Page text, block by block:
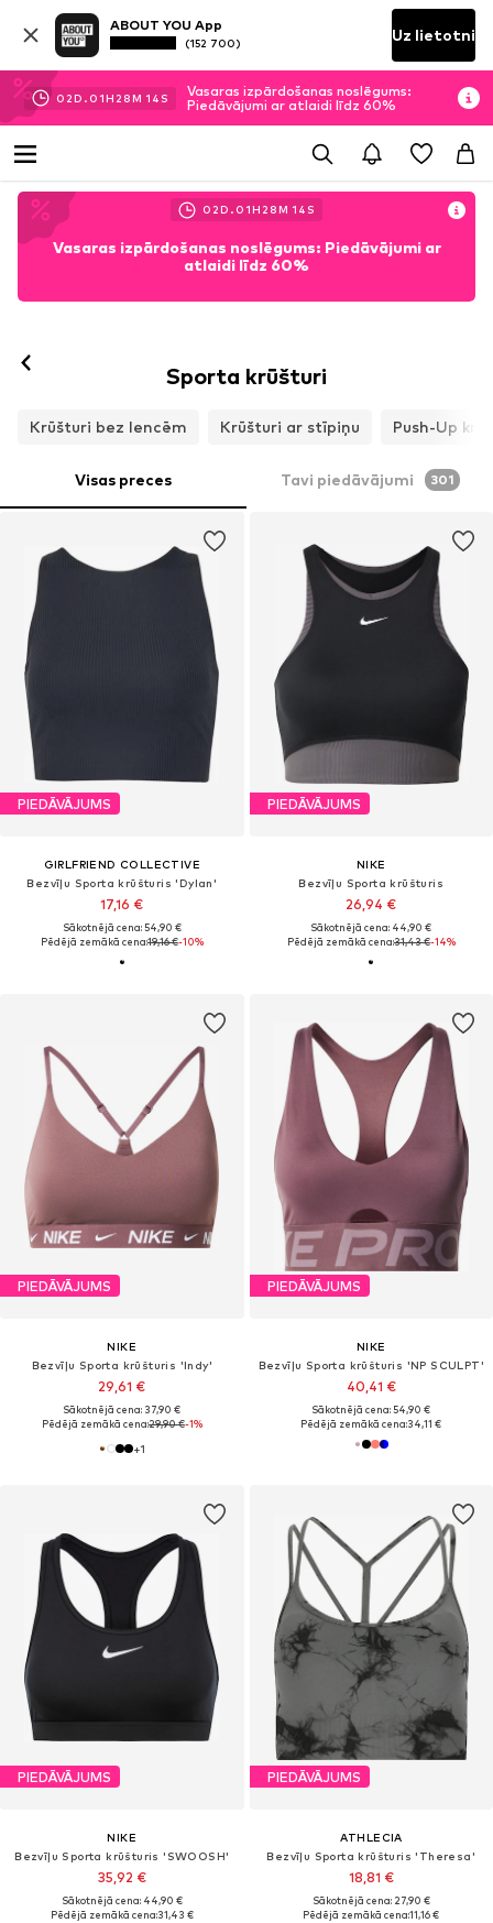
ABOUT YOU App
(152 700) Uz lietotni
02D. 01H 28M 11 S
Vasaras izpārdošanas noslēgums:
Piedāvājumi ar atlaidi līdz 60%
02D. 01H 28M 11 S
Vasaras izpārdošanas noslēgums: Piedāvājumi ar
atlaidi līdz 60%
Sporta krūšturi
Krūšturi bez lencēm Krūšturi ar stīpiņu Push-Up
Visas preces Tavi piedāvājumi 301
PIEDĀVĀJUMS
GIRLFRIEND COLLECTIVE
Bezvīļu Sporta krūšturis 'Dylan'
17,16 €
Sākotnējā cena: 54,90 €
Pēdējā zemākā cena:19,16 €-10%
PIEDĀVĀJUMS
NIKE
Bezvīļu Sporta krūšturis
26,94 €
Sākotnējā cena: 44,90 €
Pēdējā zemākā cena:31,43 €-14%
PIEDĀVĀJUMS
NIKE
Bezvīļu Sporta krūšturis 'Indy'
29,61 €
Sākotnējā cena: 37,90 €
Pēdējā zemākā cena:29,90 €-1%
+1
PIEDĀVĀJUMS
NIKE
Bezvīļu Sporta krūšturis 'NP SCULPT'
40,41 €
Sākotnējā cena: 54,90 €
Pēdējā zemākā cena:34,11 €
PIEDĀVĀJUMS
NIKE
Bezvīļu Sporta krūšturis 'SWOOSH'
35,92 €
Sākotnējā cena: 44,90 €
Pēdējā zemākā cena:31,43 €
PIEDĀVĀJUMS
ATHLECIA
Bezvīļu Sporta krūšturis 'Theresa'
18,81 €
Sākotnējā cena: 27,90 €
Pēdējā zemākā cena:11,16 €